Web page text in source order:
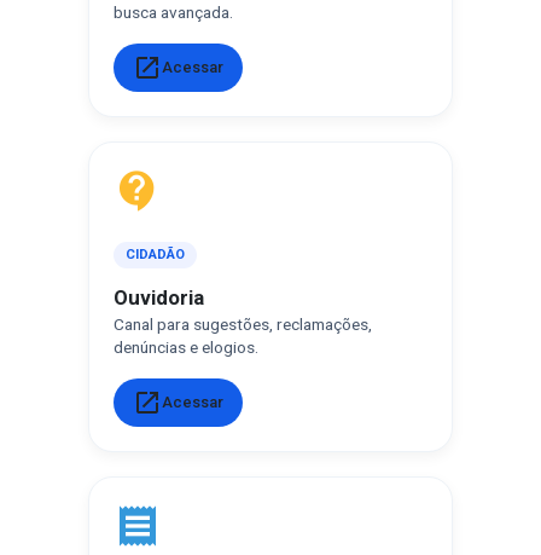
busca avançada.
open_in_new Acessar
contact_support
CIDADÃO
Ouvidoria
Canal para sugestões, reclamações,
denúncias e elogios.
open_in_new Acessar
receipt